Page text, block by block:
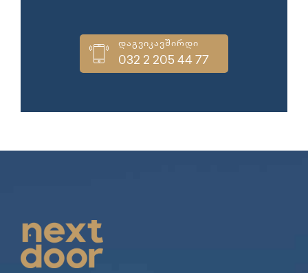
დაგვიკავშირდი
032 2 205 44 77